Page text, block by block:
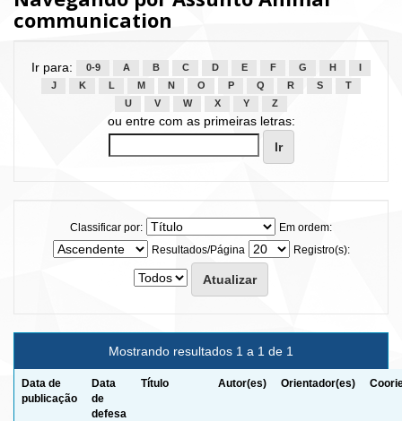
communication
Ir para: 0-9 A B C D E F G H
J
K L M N O P Q R S
T
U
V W X Y Z
ou entre com as primeiras letras:
Classificar por:
Em ordem:
Resultados/Página
Registro(s):
Mostrando resultados 1 a 1 de 1
Data de
publicação
Data
de
defesa
Título Autor(es) Orientador(es)